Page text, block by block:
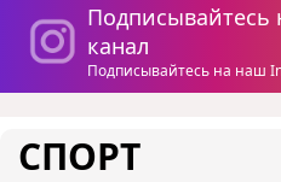
канал
Подписывайтесь на наш
СПОРТ